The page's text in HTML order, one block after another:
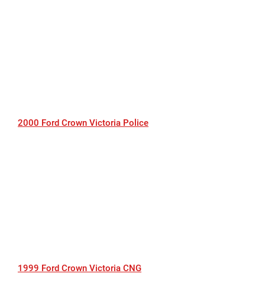
2000 Ford Crown Victoria Police
1999 Ford Crown Victoria CNG